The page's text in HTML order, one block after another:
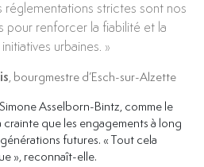
réglementations strictes sont nos
pour renforcer la fiabilité et la
urbaines. »
, bourgmestre d’Esch-sur-Alzette
Asselborn-Bintz, comme le
que les engagements à long
futures. « Tout cela
», reconnaît-elle.